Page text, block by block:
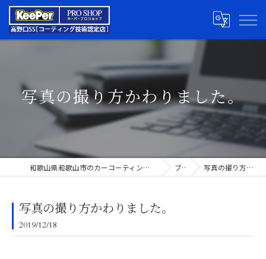
写真の撮り方かわりました。
和歌山県和歌山市のカーコーティングならキーパープロショップ高野口SS ブログ 写真の撮り方かわりました。
写真の撮り方かわりました。
2019/12/18